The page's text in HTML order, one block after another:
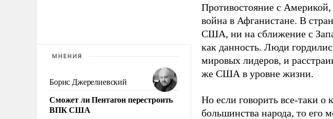
МНЕНИЯ
Борис Джерелиевский
Сможет ли Пентагон перестроить
ВПК США
Противостояние с
война в Афганистане. В
США, ни на сближение с
как данность. Люди
мировых лидеров, и
же США в уровне жизни.
Но если говорить все-таки
большинства народа, то его